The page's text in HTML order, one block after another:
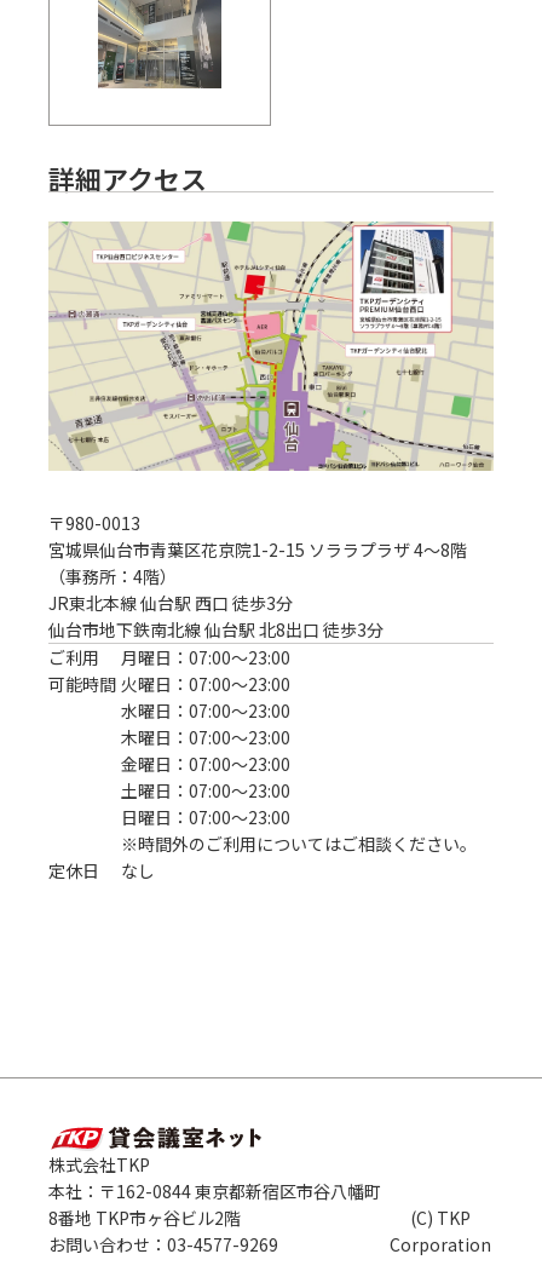
詳細アクセス
〒980-0013
宮城県仙台市青葉区花京院1-2-15 ソララプラザ 4～8階
（事務所：4階）
JR東北本線 仙台駅 西口 徒歩3分
仙台市地下鉄南北線 仙台駅 北8出口 徒歩3分
ご利用
可能時間
月曜日：07:00〜23:00
火曜日：07:00〜23:00
水曜日：07:00〜23:00
木曜日：07:00〜23:00
金曜日：07:00〜23:00
土曜日：07:00〜23:00
日曜日：07:00〜23:00
※時間外のご利用についてはご相談ください。
定休日
なし
株式会社TKP
本社：〒162-0844 東京都新宿区市谷八幡町
8番地 TKP市ヶ谷ビル2階
お問い合わせ：03-4577-9269
(C) TKP
Corporation